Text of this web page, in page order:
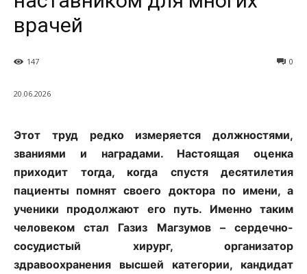
врачей
0
147
20.06.2026
Этот труд редко измеряется должностями,
званиями и наградами. Настоящая оценка
приходит тогда, когда спустя десятилетия
пациенты помнят своего доктора по имени, а
ученики продолжают его путь. Именно таким
человеком стал Газиз Магзумов – сердечно-
сосудистый хирург, организатор
здравоохранения высшей категории, кандидат